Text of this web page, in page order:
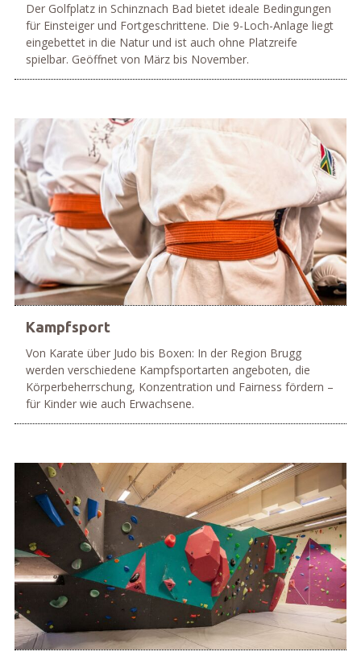
Der Golfplatz in Schinznach Bad bietet ideale Bedingungen
für Einsteiger und Fortgeschrittene. Die 9-Loch-Anlage liegt
eingebettet in die Natur und ist auch ohne Platzreife
spielbar. Geöffnet von März bis November.
mehr
Kampfsport
Von Karate über Judo bis Boxen: In der Region Brugg
werden verschiedene Kampfsportarten angeboten, die
Körperbeherrschung, Konzentration und Fairness fördern –
für Kinder wie auch Erwachsene.